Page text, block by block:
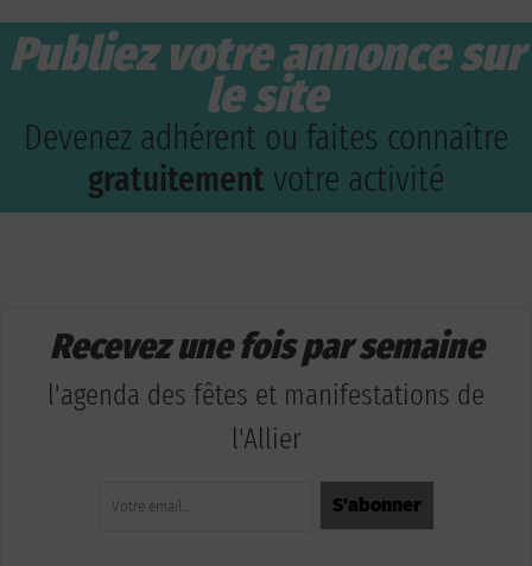
Publiez votre annonce sur
le site
Devenez adhérent ou faites connaître
gratuitement votre activité
Recevez une fois par semaine
l'agenda des fêtes et manifestations de
l'Allier